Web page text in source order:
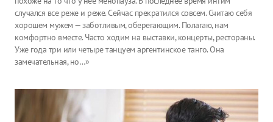
случался все реже и реже. Сейчас прекратился совсем. Считаю себя
хорошем мужем — заботливым, оберегающим. Полагаю, нам
комфортно вместе. Часто ходим на выставки, концерты, рестораны.
Уже года три или четыре танцуем аргентинское танго. Она
замечательная, но…»